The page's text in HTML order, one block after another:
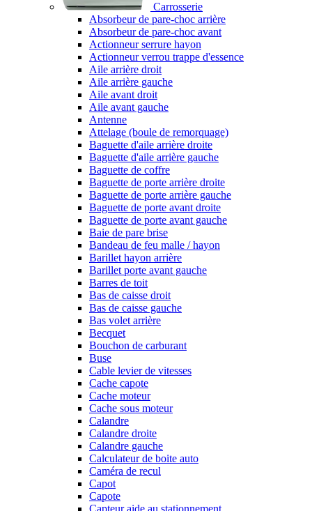
Carrosserie
Absorbeur de pare-choc arrière
Absorbeur de pare-choc avant
Actionneur serrure hayon
Actionneur verrou trappe d'essence
Aile arrière droit
Aile arrière gauche
Aile avant droit
Aile avant gauche
Antenne
Attelage (boule de remorquage)
Baguette d'aile arrière droite
Baguette d'aile arrière gauche
Baguette de coffre
Baguette de porte arrière droite
Baguette de porte arrière gauche
Baguette de porte avant droite
Baguette de porte avant gauche
Baie de pare brise
Bandeau de feu malle / hayon
Barillet hayon arrière
Barillet porte avant gauche
Barres de toit
Bas de caisse droit
Bas de caisse gauche
Bas volet arrière
Becquet
Bouchon de carburant
Buse
Cable levier de vitesses
Cache capote
Cache moteur
Cache sous moteur
Calandre
Calandre droite
Calandre gauche
Calculateur de boite auto
Caméra de recul
Capot
Capote
Capteur aide au stationnement